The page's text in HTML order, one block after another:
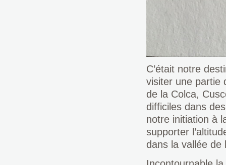
C’était notre
visiter une partie
de la Colca,
difficiles dans
notre initiation à
supporter
dans la vallée de